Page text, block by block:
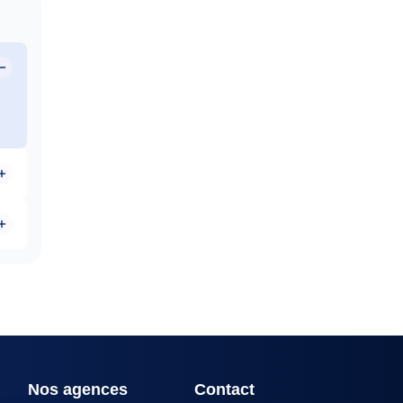
Nos agences Contact